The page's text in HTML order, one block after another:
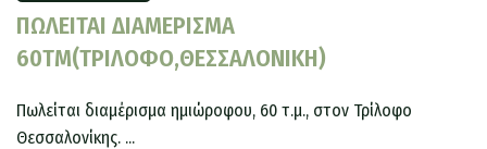
ΠΩΛΕΙΤΑΙ ΔΙΑΜΕΡΙΣΜΑ
60ΤΜ(ΤΡΙΛΟΦΟ,ΘΕΣΣΑΛΟΝΙΚΗ)
Πωλείται διαμέρισμα ημιώροφου, 60 τ.μ., στον Τρίλοφο
Θεσσαλονίκης. ...